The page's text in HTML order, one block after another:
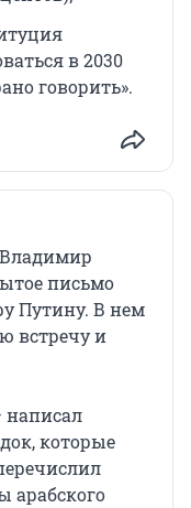
в 2030
говорить».
письмо
Путину. В нем
встречу и
написал
которые